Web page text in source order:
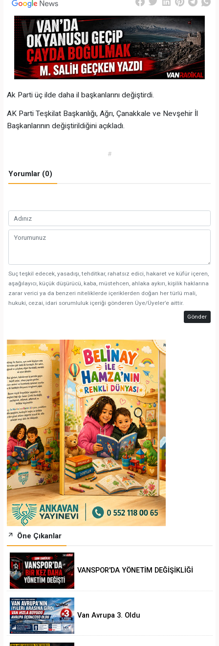
Ak Parti üç ilde daha il başkanlarını değiştirdi.
AK Parti Teşkilat Başkanlığı, Ağrı, Çanakkale ve Nevşehir İl
Başkanlarının değiştirildiğini açıkladı.
#
Yorumlar (0)
Suç teşkil edecek, yasadışı, tehditkar, rahatsız edici, hakaret ve küfür içeren,
aşağılayıcı, küçük düşürücü, kaba, müstehcen, ahlaka aykırı, kişilik haklarına
zarar verici ya da benzeri niteliklerde içeriklerden doğan her türlü mali,
hukuki, cezai, idari sorumluluk içeriği gönderen Üye/Üyeler’e aittir.
Gönder
Öne Çıkanlar
VANSPOR'DA YÖNETİM DEĞİŞİKLİĞİ
Van Avrupa 3. Oldu